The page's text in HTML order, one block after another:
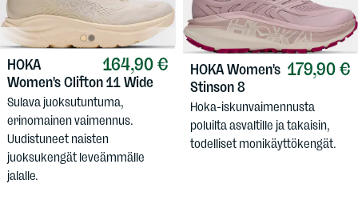
164,90 €
HOKA
Women's Clifton 11 Wide
Sulava juoksutuntuma,
erinomainen vaimennus.
Uudistuneet naisten
juoksukengät leveämmälle
jalalle.
179,90 €
HOKAWomen's
Stinson 8
Hoka-iskunvaimennusta
poluilta asvaltille ja takaisin,
todelliset monikäyttökengät.